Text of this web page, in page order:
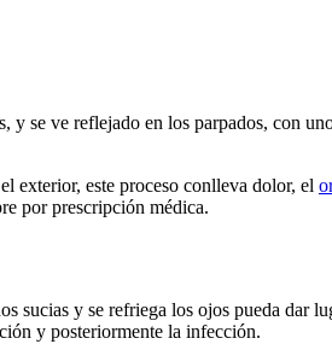
se ve reflejado en los parpados, con
exterior, este proceso conlleva dolor, el
por prescripción médica.
sucias y se refriega los ojos pueda dar
y posteriormente la infección.